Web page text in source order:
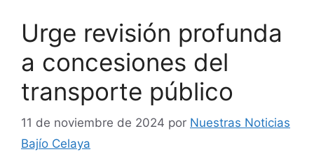
Urge revisión profunda
a concesiones del
transporte público
11 de noviembre de 2024 por Nuestras Noticias
Bajío Celaya